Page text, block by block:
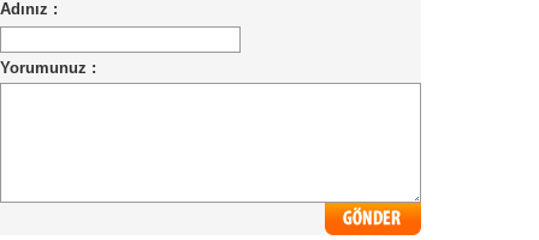
Adınız :
Yorumunuz :